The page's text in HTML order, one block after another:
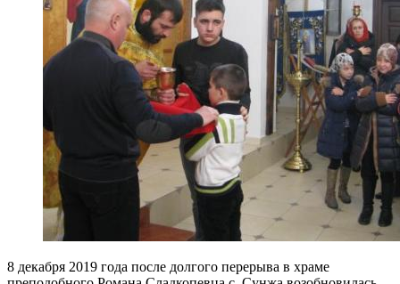
8 декабря 2019 года после долгого перерыва в храме